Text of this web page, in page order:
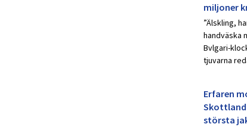
miljoner
”Älskling,
handväska
Bvlgari-
tjuvarna
Erfaren
Skottland
största